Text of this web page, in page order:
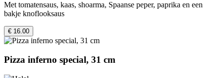
Met tomatensaus, kaas, shoarma, Spaanse peper, paprika en een
bakje knoflooksaus
€ 16.00
Pizza inferno special, 31 cm